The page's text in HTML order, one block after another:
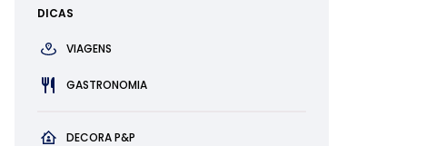
DICAS
VIAGENS
GASTRONOMIA
DECORA P&P